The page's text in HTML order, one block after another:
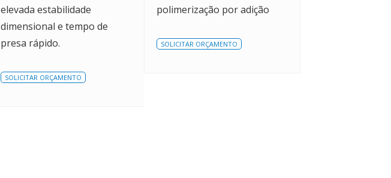
elevada estabilidade
dimensional e tempo de
presa rápido.
SOLICITAR ORÇAMENTO
polimerização por adição
SOLICITAR ORÇAMENTO